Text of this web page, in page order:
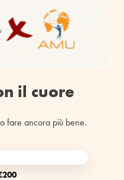
il cuore
fare ancora più bene.